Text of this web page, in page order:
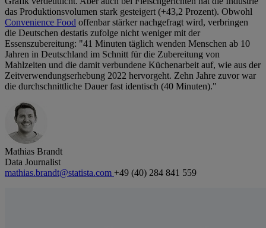
das Produktionsvolumen stark gesteigert (+43,2 Prozent). Obwohl
Convenience Food offenbar stärker nachgefragt wird, verbringen
die Deutschen destatis zufolge nicht weniger mit der
Essenszubereitung: "41 Minuten täglich wenden Menschen ab 10
Jahren in Deutschland im Schnitt für die Zubereitung von
Mahlzeiten und die damit verbundene Küchenarbeit auf, wie aus der
Zeitverwendungserhebung 2022 hervorgeht. Zehn Jahre zuvor war
die durchschnittliche Dauer fast identisch (40 Minuten)."
Mathias Brandt
Data Journalist
mathias.brandt@statista.com +49 (40) 284 841 559